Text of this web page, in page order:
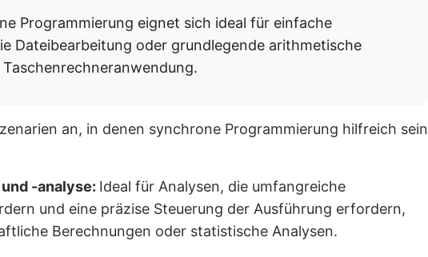
Programmierung eignet sich ideal für einfache
Dateibearbeitung oder grundlegende arithmetische
an, in denen synchrone Programmierung hilfreich sein
-analyse: Ideal für Analysen, die umfangreiche
und eine präzise Steuerung der Ausführung erfordern,
Berechnungen oder statistische Analysen.